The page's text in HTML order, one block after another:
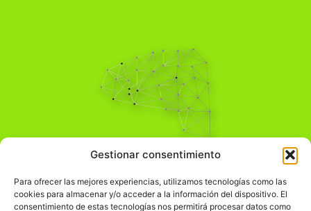
Gestionar consentimiento
Para ofrecer las mejores experiencias, utilizamos tecnologías como las
cookies para almacenar y/o acceder a la información del dispositivo. El
consentimiento de estas tecnologías nos permitirá procesar datos como
Pensamiento Crítico
Comprender el mundo para transformarlo.